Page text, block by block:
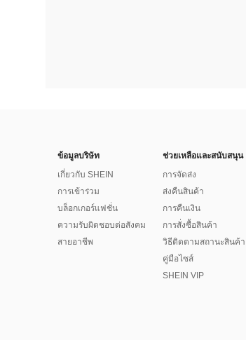
ข้อมูลบริษัท
เกี่ยวกับ SHEIN
การเข้าร่วม
บล็อกเกอร์แฟชั่น
ความรับผิดชอบต่อสังคม
สายอาชีพ
ช่วยเหลือและสนับสนุน
การจัดส่ง
ส่งคืนสินค้า
การคืนเงิน
การสั่งซื้อสินค้า
วิธีติดตามสถานะสินค้า
คู่มือไซส์
SHEIN VIP